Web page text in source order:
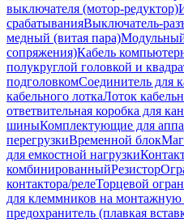
выключателя (мотор-редуктор)
срабатыванияВыключатель-
медный (витая пара)
сопряжения)Кабель
полукруглой головкой и
подголовкомСоединитель для
кабельного лоткаЛоток
ответвительная коробка для
шиныКомплектующие для
перегрузкиВременной блок
для емкостной нагрузки
комбинированныйРезистор
контактора/релеТорцевой
для клеммников на монтажную
предохранитель (плавкая